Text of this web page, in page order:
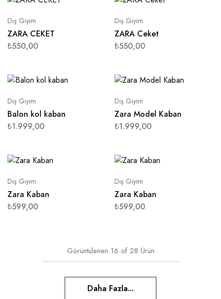
Dış Giyim
ZARA CEKET
₺550,00
Dış Giyim
ZARA Ceket
₺550,00
Dış Giyim
Balon kol kaban
₺1.999,00
Dış Giyim
Zara Model Kaban
₺1.999,00
Dış Giyim
Zara Kaban
₺599,00
Dış Giyim
Zara Kaban
₺599,00
Görüntülenen 16 of 28 Ürün
Daha Fazla...